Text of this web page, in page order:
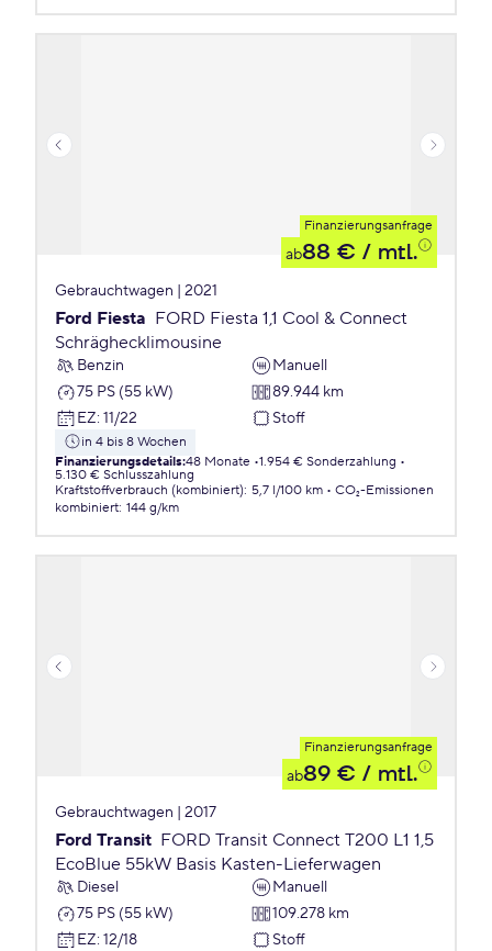
Finanzierungsanfrage
ab88 € / mtl.
Gebrauchtwagen | 2021
Ford Fiesta FORD Fiesta 1,1 Cool & Connect
Schräghecklimousine
Benzin
Manuell
75 PS (55 kW)
89.944 km
EZ: 11/22 Stoff
in 4 bis 8 Wochen
Finanzierungsdetails:48 Monate 1.954 € Sonderzahlung
5.130 € Schlusszahlung
Kraftstoffverbrauch (kombiniert): 5,7 l/100 km
CO₂-Emissionen
kombiniert: 144 g/km
Finanzierungsanfrage
ab89 € / mtl.
Gebrauchtwagen | 2017
Ford Transit FORD Transit Connect T200 L1 1,5
EcoBlue 55kW Basis Kasten-Lieferwagen
Diesel
Manuell
75 PS (55 kW)
109.278 km
EZ: 12/18 Stoff